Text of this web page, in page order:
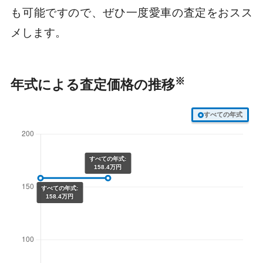
も可能ですので、ぜひ一度愛車の査定をおスス
メします。
年式による査定価格の推移※
すべての年式
すべての年式:
158.4万円
すべての年式:
158.4万円